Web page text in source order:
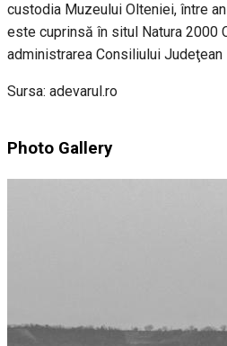
custodia Muzeului Olteniei, între
este cuprinsă în situl Natura 2000
administrarea Consiliului Judeţean
Sursa: adevarul.ro
Photo Gallery